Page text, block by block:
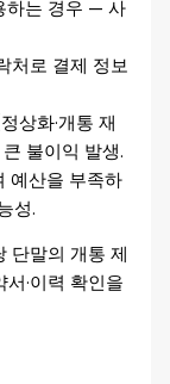
하는 경우 — 사
처로 결제 정보
상화·개통 재
불이익 발생.
예산을 부족하
성.
단말의 개통 제
·이력 확인을